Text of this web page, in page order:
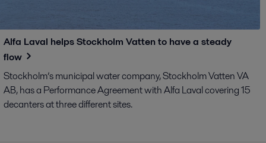
Alfa Laval helps Stockholm Vatten to have a steady
flow
Stockholm’s municipal water company, Stockholm Vatten VA
AB, has a Performance Agreement with Alfa Laval covering 15
decanters at three different sites.